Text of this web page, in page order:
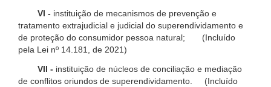
VI - instituição de mecanismos de prevenção e
tratamento extrajudicial e judicial do superendividamento e
de proteção do consumidor pessoa natural; (Incluído
pela Lei nº 14.181, de 2021)
VII - instituição de núcleos de conciliação e mediação
de conflitos oriundos de superendividamento. (Incluído